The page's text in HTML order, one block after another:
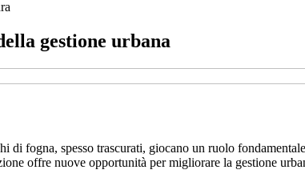
gestione urbana
fogna, spesso trascurati, giocano un ruolo
offre nuove opportunità per migliorare la gestione